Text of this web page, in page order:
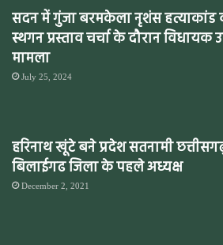
सदन में गुंजा बरमकेला नृशंस हत्याकांड
स्थगन प्रस्ताव चर्चा के दौरान विधायक
मामला
July 25, 2024
हरिनाथ खूंटे बने प्रदेश सतनामी
बिलाईगढ जिला के पहले अध्यक्ष
December 2, 2021